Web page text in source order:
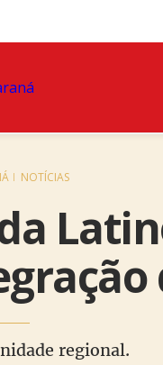
NOTÍCIAS
regional.